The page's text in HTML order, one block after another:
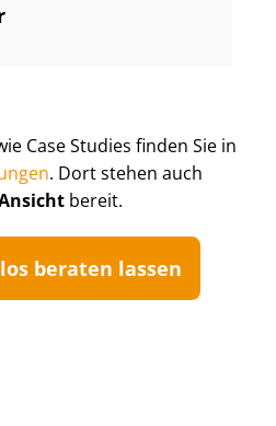
Case Studies finden Sie in
. Dort stehen auch
bereit.
beraten lassen